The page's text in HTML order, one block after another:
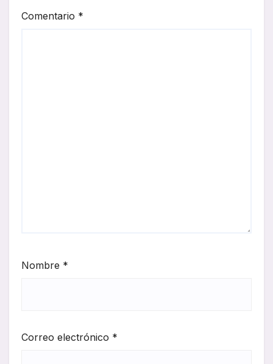
Comentario *
Nombre *
Correo electrónico *